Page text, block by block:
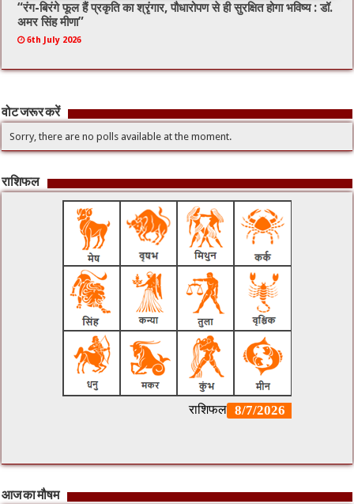
“रंग-बिरंगे फूल हैं प्रकृति का श्रृंगार, पौधारोपण से ही सुरक्षित होगा भविष्य : डॉ.
अमर सिंह मीणा”
6th July 2026
वोट जरूर करें
Sorry, there are no polls available at the moment.
राशिफल
आज का मौषम